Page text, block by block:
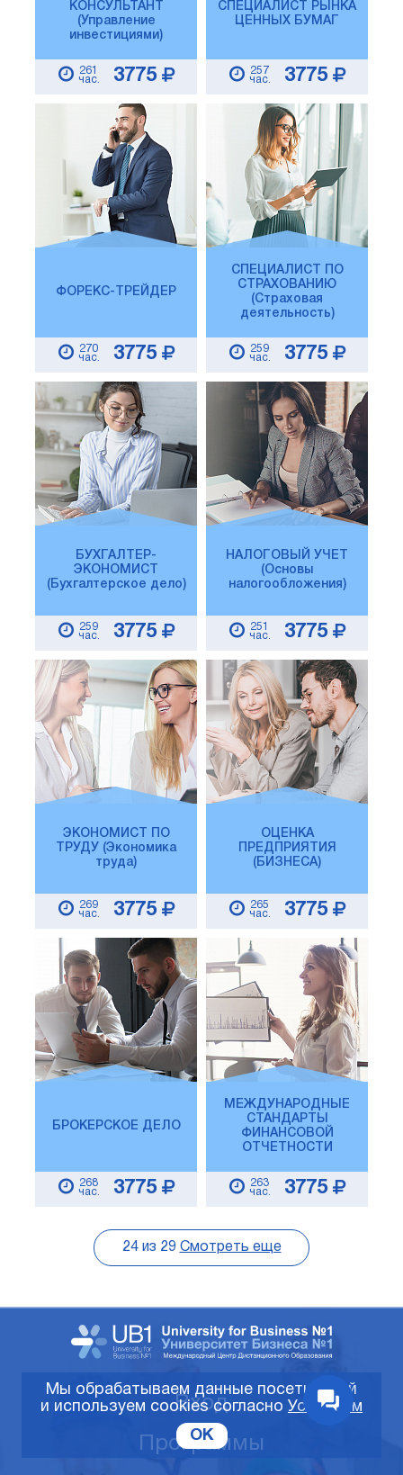
КОНСУЛЬТАНТ
(Управление
инвестициями)
261
час.
3775
СПЕЦИАЛИСТ РЫНКА
ЦЕННЫХ БУМАГ
257
час.
3775
ФОРЕКС-ТРЕЙДЕР
270
час.
3775
СПЕЦИАЛИСТ ПО
СТРАХОВАНИЮ
(Страховая
деятельность)
259
час.
3775
БУХГАЛТЕР-
ЭКОНОМИСТ
(Бухгалтерское дело)
259
час.
3775
НАЛОГОВЫЙ УЧЕТ
(Основы
налогообложения)
251
час.
3775
ЭКОНОМИСТ ПО
ТРУДУ (Экономика
труда)
269
час.
3775
ОЦЕНКА
ПРЕДПРИЯТИЯ
(БИЗНЕСА)
265
час.
3775
БРОКЕРСКОЕ ДЕЛО
268
час.
3775
МЕЖДУНАРОДНЫЕ
СТАНДАРТЫ
ФИНАНСОВОЙ
ОТЧЕТНОСТИ
263
час.
3775
24из 29 Смотреть еще
Вход
Программы
Мы обрабатываем данные посетителей
и используем cookies согласно Условиям
OK